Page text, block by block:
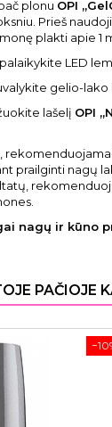
plonu OPI
Prieš
plakti apie 1
LED
gelio-lako
lašelį OPI
prailginti nagų
nagų ir kūno
PAČIOJE